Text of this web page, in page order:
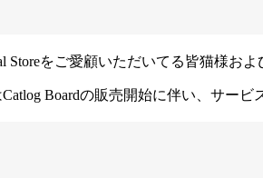
Storeをご愛顧いただいてる皆猫様お
Catlog Boardの販売開始に伴い、サー